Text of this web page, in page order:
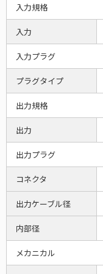
入力規格
入力
入力プラグ
プラグタイプ
出力規格
出力
出力プラグ
コネクタ
出力ケーブル径
内部径
メカニカル